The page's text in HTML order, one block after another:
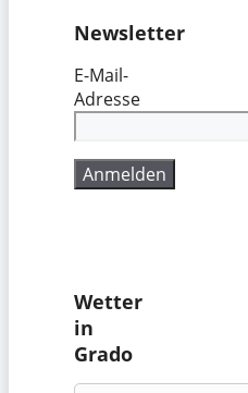
Newsletter
E-Mail-
Adresse
Wetter
in
Grado